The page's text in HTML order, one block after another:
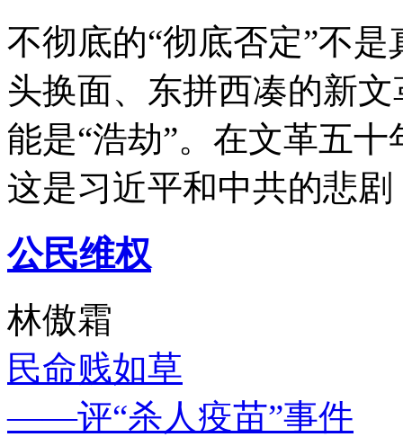
不彻底的“彻底否定”不
头换面、东拼西凑的新
能是“浩劫”。在文革五
这是习近平和中共的悲
公民维权
林傲霜
民命贱如草
——评“杀人疫苗”事件